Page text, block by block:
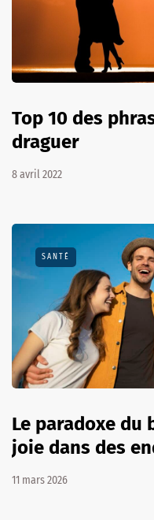
Top 10 des
draguer
8 avril 2022
SANTÉ
Le paradoxe du
joie dans des
11 mars 2026